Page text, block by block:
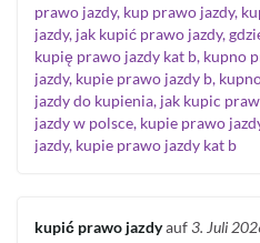
prawo jazdy, kup prawo jazdy,
jazdy, jak kupić prawo jazdy,
kupię prawo jazdy kat b, kupno
jazdy, kupie prawo jazdy b,
jazdy do kupienia, jak kupic
jazdy w polsce, kupie prawo
jazdy, kupie prawo jazdy kat b
kupić prawo jazdyauf3. Juli